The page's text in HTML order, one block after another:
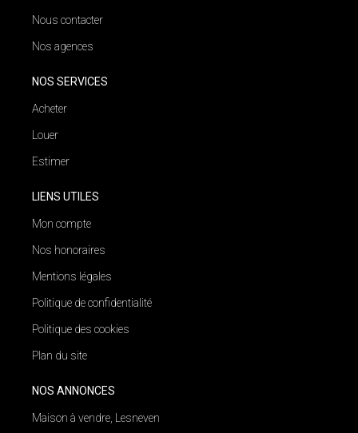
Nous contacter
Nos agences
NOS SERVICES
Acheter
Louer
Estimer
LIENS UTILES
Mon compte
Nos honoraires
Mentions légales
Politique de confidentialité
Politique des cookies
Plan du site
NOS ANNONCES
Maison à vendre, Lesneven